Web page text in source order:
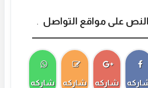
على مواقع التواصل .
شاركه شاركه شاركه